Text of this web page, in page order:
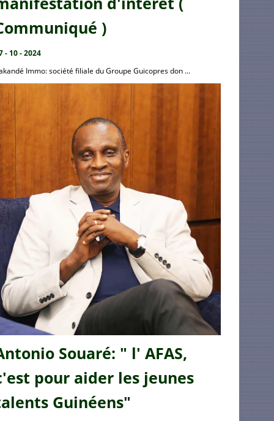
)
- 10 - 2024
Immo: société filiale du Groupe Guicopres don ...
Souaré: " l' AFAS,
pour aider les jeunes
Guinéens"